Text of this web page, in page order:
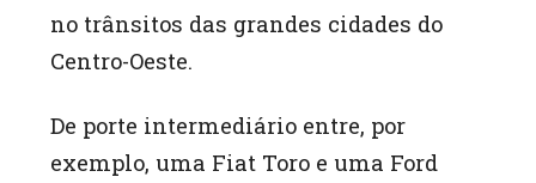
no trânsitos das grandes cidades do
Centro-Oeste.
De porte intermediário entre, por
exemplo, uma Fiat Toro e uma Ford